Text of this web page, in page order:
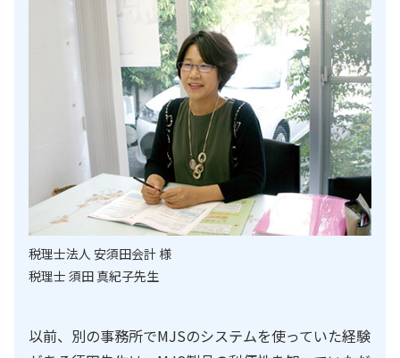
税理士法人 安須田会計 様
税理士 須田 真紀子先生
以前、別の事務所でMJSのシステムを使っていた経験